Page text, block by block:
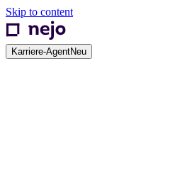
Skip to content
Karriere-AgentNeu